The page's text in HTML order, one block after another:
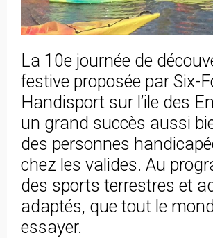
La 10e journée de
festive proposée par Six-
Handisport sur l’ile des
un grand succès aussi
des personnes
chez les valides. Au
des sports terrestres et
adaptés, que tout le
essayer.